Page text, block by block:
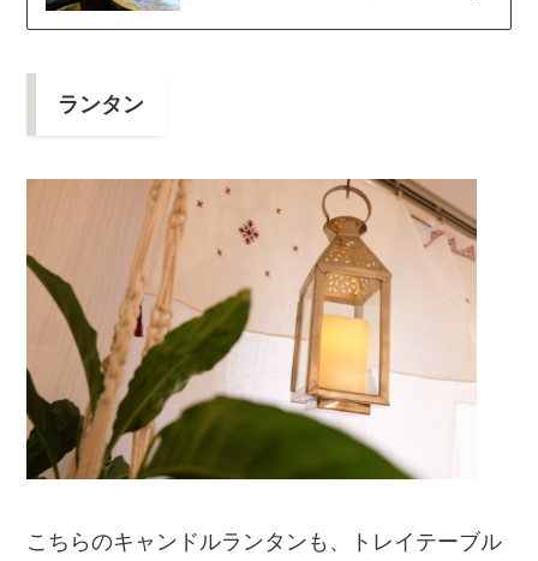
ランタン
こちらのキャンドルランタンも、トレイテーブル